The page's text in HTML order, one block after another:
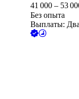
41 000 – 53
Без опыта
Выплаты: Два